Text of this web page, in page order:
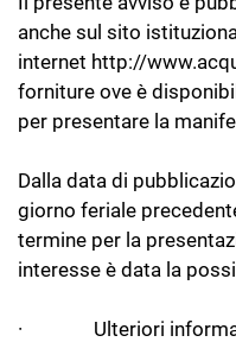
anche sul sito
internet http://
forniture ove è
per presentare la
Dalla data di
giorno feriale
termine per la
interesse è data la
· Ulteriori